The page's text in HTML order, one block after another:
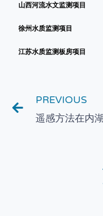
山西河流水文监测项目
徐州水质监测项目
江苏水质监测板房项目
PREVIOUS